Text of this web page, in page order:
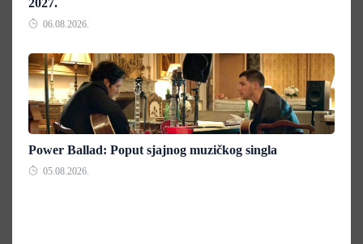
06.08.2026.
Power Ballad: Poput sjajnog muzičkog singla
05.08.2026.